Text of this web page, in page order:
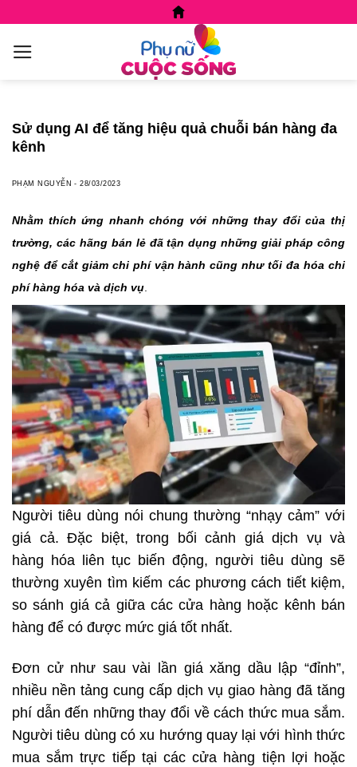
content
Sử dụng AI để tăng hiệu quả chuỗi bán hàng đa
kênh
PHẠM NGUYỄN -28/03/2023
Nhằm thích ứng nhanh chóng với những thay đổi của thị
trường, các hãng bán lẻ đã tận dụng những giải pháp công
nghệ để cắt giảm chi phí vận hành cũng như tối đa hóa chi
phí hàng hóa và dịch vụ
Người tiêu dùng nói chung thường “nhạy cảm” với
giá cả. Đặc biệt, trong bối cảnh giá dịch vụ và
hàng hóa liên tục biến động, người tiêu dùng sẽ
thường xuyên tìm kiếm các phương cách tiết kiệm,
so sánh giá cả giữa các cửa hàng hoặc kênh bán
hàng để có được mức giá tốt nhất.
Đơn cử như sau vài lần giá xăng dầu lập “đỉnh”,
nhiều nền tảng cung cấp dịch vụ giao hàng đã tăng
phí dẫn đến những thay đổi về cách thức mua sắm.
Người tiêu dùng có xu hướng quay lại với hình thức
mua sắm trực tiếp tại các cửa hàng tiện lợi hoặc